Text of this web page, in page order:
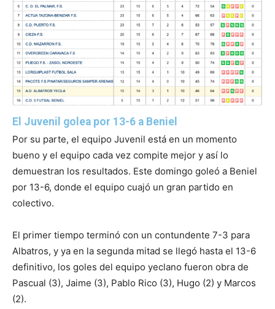
El Juvenil golea por 13-6 a Beniel
Por su parte, el equipo Juvenil está en un momento
bueno y el equipo cada vez compite mejor y así lo
demuestran los resultados. Este domingo goleó a Beniel
por 13-6, donde el equipo cuajó un gran partido en
colectivo.
El primer tiempo terminó con un contundente 7-3 para
Albatros, y ya en la segunda mitad se llegó hasta el 13-6
definitivo, los goles del equipo yeclano fueron obra de
Pascual (3), Jaime (3), Pablo Rico (3), Hugo (2) y Marcos
(2).